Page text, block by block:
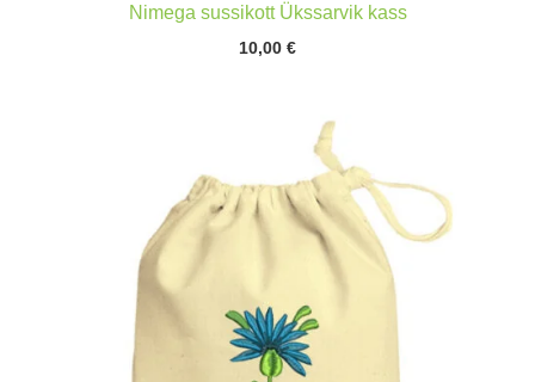
Nimega sussikott Ükssarvik kass
10,00 €